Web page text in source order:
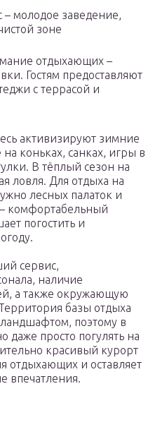
молодое заведение,
зоне
отдыхающих –
Гостям предоставляют
с террасой и
активизируют зимние
коньках, санках, игры в
В тёплый сезон на
ловля. Для отдыха на
лесных палаток и
комфортабельный
погостить и
сервис,
наличие
а также окружающую
базы отдыха
поэтому в
просто погулять на
красивый курорт
отдыхающих и оставляет
впечатления.